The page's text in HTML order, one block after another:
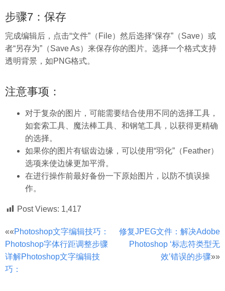
步骤7：保存
完成编辑后，点击“文件”（File）然后选择“保存”（Save）或
者“另存为”（Save As）来保存你的图片。选择一个格式支持
透明背景，如PNG格式。
注意事项：
对于复杂的图片，可能需要结合使用不同的选择工具，
如套索工具、魔法棒工具、和钢笔工具，以获得更精确
的选择。
如果你的图片有锯齿边缘，可以使用“羽化”（Feather）
选项来使边缘更加平滑。
在进行操作前最好备份一下原始图片，以防不慎误操
作。
Post Views: 1,417
文
章
分
««Photoshop文字编辑技巧：
Photoshop字体行距调整步骤
详解Photoshop文字编辑技
巧：
修复JPEG文件：解决Adobe
Photoshop ‘标志符类型无
效’错误的步骤»»